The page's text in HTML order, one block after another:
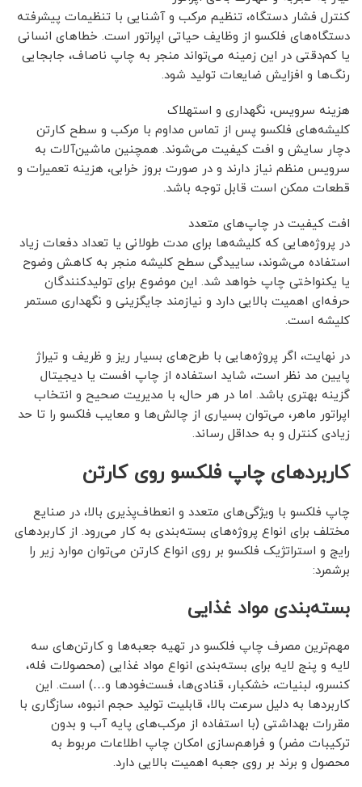
کنترل فشار دستگاه، تنظیم مرکب و آشنایی با تنظیمات پیشرفته
دستگاه‌های فلکسو از وظایف حیاتی اپراتور است. خطاهای انسانی
یا کم‌دقتی در این زمینه می‌تواند منجر به چاپ ناصاف، جابجایی
رنگ‌ها و افزایش ضایعات تولید شود.
هزینه سرویس، نگهداری و استهلاک
کلیشه‌های فلکسو پس از تماس مداوم با مرکب و سطح کارتن
دچار سایش و افت کیفیت می‌شوند. همچنین ماشین‌آلات به
سرویس منظم نیاز دارند و در صورت بروز خرابی، هزینه تعمیرات و
قطعات ممکن است قابل توجه باشد.
افت کیفیت در چاپ‌های متعدد
در پروژه‌هایی که کلیشه‌ها برای مدت طولانی یا تعداد دفعات زیاد
استفاده می‌شوند، ساییدگی سطح کلیشه منجر به کاهش وضوح
یا یکنواختی چاپ خواهد شد. این موضوع برای تولیدکنندگان
حرفه‌ای اهمیت بالایی دارد و نیازمند جایگزینی و نگهداری مستمر
کلیشه است.
در نهایت، اگر پروژه‌هایی با طرح‌های بسیار ریز و ظریف و تیراژ
پایین مد نظر است، شاید استفاده از چاپ افست یا دیجیتال
گزینه بهتری باشد. اما در هر حال، با مدیریت صحیح و انتخاب
اپراتور ماهر، می‌توان بسیاری از چالش‌ها و معایب فلکسو را تا حد
زیادی کنترل و به حداقل رساند.
کاربردهای چاپ فلکسو روی کارتن
چاپ فلکسو با ویژگی‌های متعدد و انعطاف‌پذیری بالا، در صنایع
مختلف برای انواع پروژه‌های بسته‌بندی به کار می‌رود. از کاربردهای
رایج و استراتژیک فلکسو بر روی انواع کارتن می‌توان موارد زیر را
برشمرد:
بسته‌بندی مواد غذایی
مهم‌ترین مصرف چاپ فلکسو در تهیه جعبه‌ها و کارتن‌های سه
لایه و پنج لایه برای بسته‌بندی انواع مواد غذایی (محصولات فله،
کنسرو، لبنیات، خشکبار، قنادی‌ها، فست‌فودها و…) است. این
کاربردها به دلیل سرعت بالا، قابلیت تولید حجم انبوه، سازگاری با
مقررات بهداشتی (با استفاده از مرکب‌های پایه آب و بدون
ترکیبات مضر) و فراهم‌سازی امکان چاپ اطلاعات مربوط به
محصول و برند بر روی جعبه‌ اهمیت بالایی دارد.